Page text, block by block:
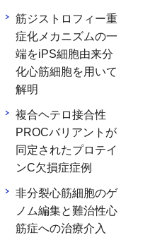
筋ジストロフィー重
症化メカニズムの一
端をiPS細胞由来分
化心筋細胞を用いて
解明
複合ヘテロ接合性
PROCバリアントが
同定されたプロテイ
ンC欠損症症例
非分裂心筋細胞のゲ
ノム編集と難治性心
筋症への治療介入